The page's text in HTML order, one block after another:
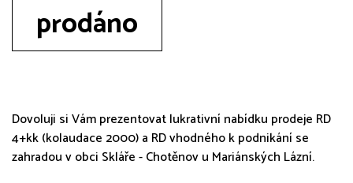
prodáno
Dovoluji si Vám prezentovat lukrativní nabídku prodeje RD
4+kk (kolaudace 2000) a RD vhodného k podnikání se
zahradou v obci Skláře - Chotěnov u Mariánských Lázní.